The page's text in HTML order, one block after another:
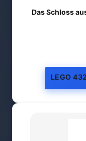
Das Schloss
LEGO